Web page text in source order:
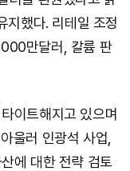
지했다. 리테일 조정
만달러, 칼륨 판
이트해지고 있으며
울러 인광석 사업,
에 대한 전략 검토